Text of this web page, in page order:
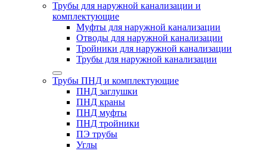
Трубы для наружной канализации и
комплектующие
Муфты для наружной канализации
Отводы для наружной канализации
Тройники для наружной канализации
Трубы для наружной канализации
Трубы ПНД и комплектующие
ПНД заглушки
ПНД краны
ПНД муфты
ПНД тройники
ПЭ трубы
Углы